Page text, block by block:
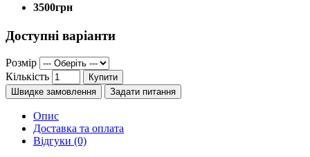
3500грн
Доступні варіанти
Розмір
Кількість
Купити
Швидке замовлення
Задати питання
Опис
Доставка та оплата
Відгуки (0)